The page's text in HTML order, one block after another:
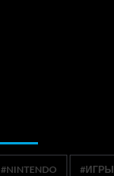
#NINTENDO #ИГРЫ